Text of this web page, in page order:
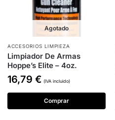
Agotado
ACCESORIOS LIMPIEZA
Limpiador De Armas
Hoppe’s Elite – 4oz.
16,79 € (IVA incluido)
Comprar